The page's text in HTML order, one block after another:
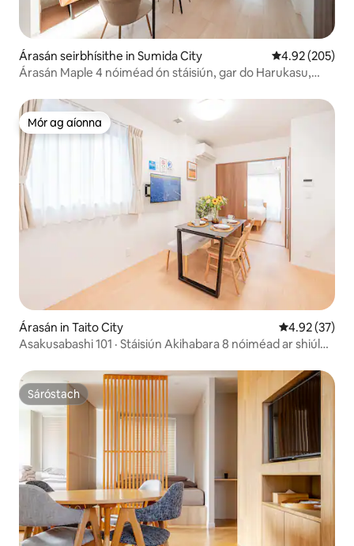
Árasán seirbhísithe in Sumida City Meánrátáil
4.92 (205)
Árasán Maple 4 nóiméad ón stáisiún, gar do Harukasu,
Shibuya/Wi-Fi saor in aisce, 202/carr.
Mór ag aíonna
Mór ag aíonna
Árasán in Taito City Meánrátáil
4.92 (37)
Asakusabashi 101 · Stáisiún Akihabara 8 nóiméad ar shiúl
rochtain dhíreach Aerfort Haneda · Rochtain dhíreach
Asakusa 3 nóiméad · Tá ardaitheoir ann · 4 dhuine ar a
mhéad
Sáróstach
Sáróstach